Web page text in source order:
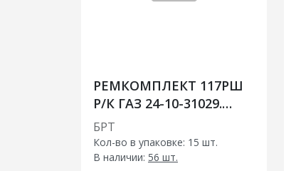
РЕМКОМПЛЕКТ 117РШ
Р/К ГАЗ 24-10-31029.
Шланги системы
охлаждения радиатора
ЗМЗ-402
БРТ
Кол-во в упаковке: 15 шт.
В наличии: 56 шт.